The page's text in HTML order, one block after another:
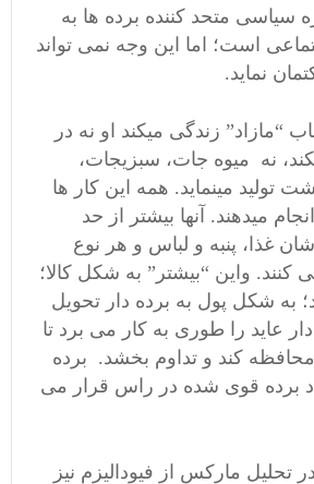
سیاسی متحد کننده برده ها به
است؛ اما این وجه نمی تواند
نماید.
“مازاد” زندگی میکند او نه در
نه میوه جات، سبزیجات،
تولید مینماید. همه این کار ها
میدهند. آنها بیشتر از حد
پنبه و لباس و هر نوع
کنند. واین “بیشتر” به شکل کالا؛
به شکل پول به برده دار تحویل
عاید را طوری به کار می برد تا
محافظه کند و تداوم بخشد. برده
برده قوی شده در راس قرار می
مارکس از فیودالیزم نیز